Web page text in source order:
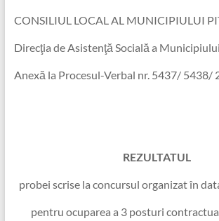
CONSILIUL LOCAL AL MUNICIPIULUI
Direcţia de Asistenţă Socială a
Anexă la Procesul-Verbal nr. 5437/ 5438/
REZULTATUL
probei scrise la concursul organizat în
pentru ocuparea a 3 posturi